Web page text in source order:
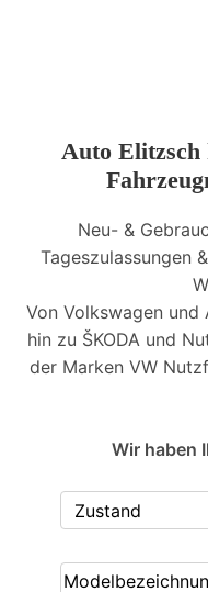
Auto Elitzsch
Neu- &
Tageszulassungen
Von Volkswagen und
hin zu ŠKODA und
der Marken VW
Wir haben
Zustand